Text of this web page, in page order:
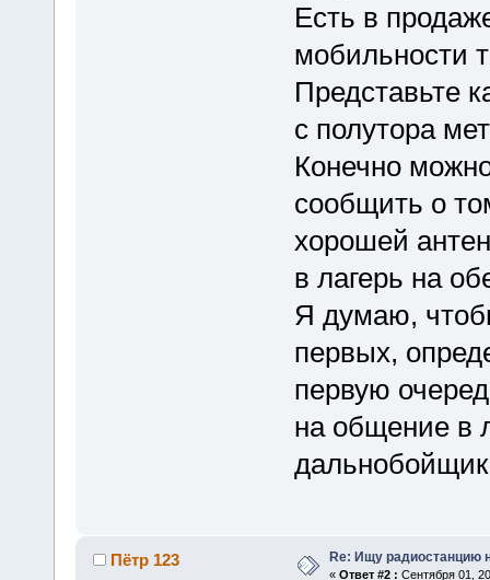
Есть в
мобильности
Представьте
с полутора
Конечно
сообщить о
хорошей
в лагерь на
Я думаю,
первых,
первую
на общение в
Пётр 123 Re: Ищу радиостанцию
« Ответ #2 : Сентября 01,